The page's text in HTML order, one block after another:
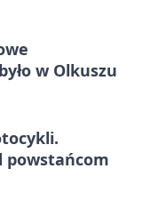
w Olkuszu
powstańcom